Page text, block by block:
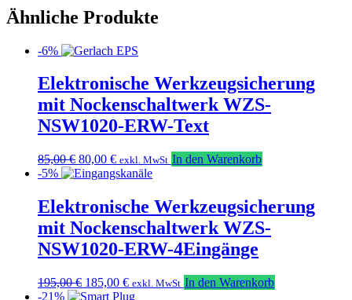
Ähnliche Produkte
-6%
Elektronische Werkzeugsicherung
mit Nockenschaltwerk WZS-
NSW1020-ERW-Text
85,00€ Ursprünglicher
Preis
85,00 €
80,00 €Aktueller
Preis
80,00 €.
exkl. MwSt In den Warenkorb
-5%
Elektronische Werkzeugsicherung
mit Nockenschaltwerk WZS-
NSW1020-ERW-4Eingänge
195,00€ Ursprünglicher
Preis
185,00 €Aktueller
Preis
exkl. MwSt In den Warenkorb
-21%